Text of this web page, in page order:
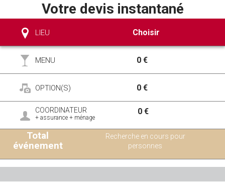
Votre devis instantané
LIEU Choisir
MENU 0 €
OPTION(S) 0 €
COORDINATEUR
+ assurance + ménage
0 €
Total
événement
Recherche en cours pour
personnes